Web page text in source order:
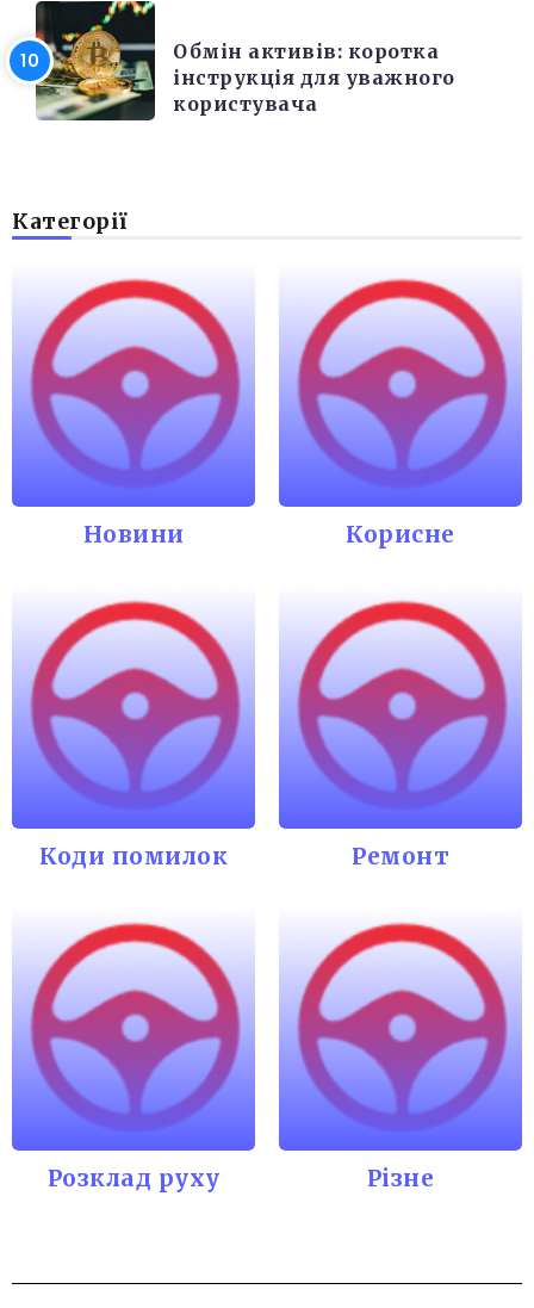
Обмін активів: коротка
інструкція для уважного
користувача
Категорії
Новини Корисне
Коди помилок Ремонт
Розклад руху Різне